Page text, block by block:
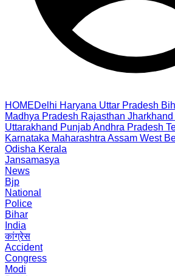
HOMEDelhi Haryana Uttar Pradesh
Madhya Pradesh Rajasthan Jharkhand
Uttarakhand PunjabAndhra Pradesh
Karnataka Maharashtra Assam West
Odisha Kerala
Jansamasya
News
Bjp
National
Police
Bihar
India
कांग्रेस
Accident
Congress
Modi